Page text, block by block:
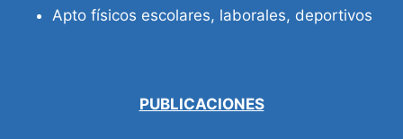
Apto físicos escolares, laborales, deportivos
PUBLICACIONES